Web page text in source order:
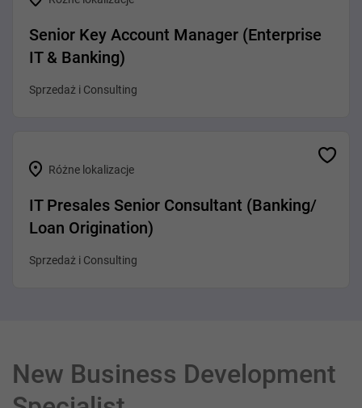
Senior Key Account Manager (Enterprise
IT & Banking)
Sprzedaż i Consulting
Różne lokalizacje
IT Presales Senior Consultant (Banking/
Loan Origination)
Sprzedaż i Consulting
New Business Development